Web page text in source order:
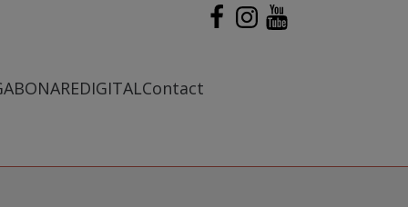
ABONAREDIGITALContact